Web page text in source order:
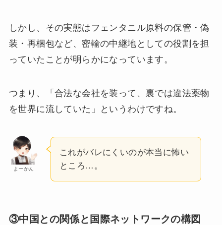
しかし、その実態はフェンタニル原料の保管・偽
装・再梱包など、密輸の中継地としての役割を担
っていたことが明らかになっています。
つまり、「合法な会社を装って、裏では違法薬物
を世界に流していた」というわけですね。
よーかん
これがバレにくいのが本当に怖い
ところ…。
③中国との関係と国際ネットワークの構図